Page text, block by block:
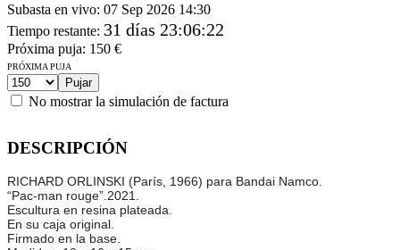
Subasta en vivo: 07 Sep 2026 14:30
Tiempo restante: 31 días 23:06:22
Próxima puja: 150 €
PRÓXIMA PUJA
No mostrar la simulación de factura
DESCRIPCIÓN
RICHARD ORLINSKI (París, 1966) para Bandai Namco.
“Pac-man rouge”.2021.
Escultura en resina plateada.
En su caja original.
Firmado en la base.